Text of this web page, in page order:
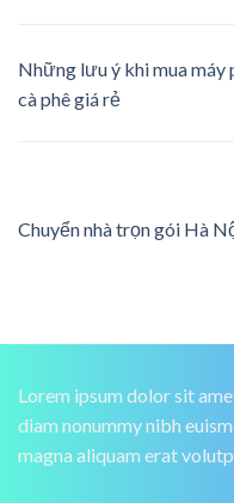
Những lưu ý khi mua máy
cà phê giá rẻ
Chuyển nhà trọn gói Hà
Lorem ipsum dolor sit
diam nonummy nibh
magna aliquam erat